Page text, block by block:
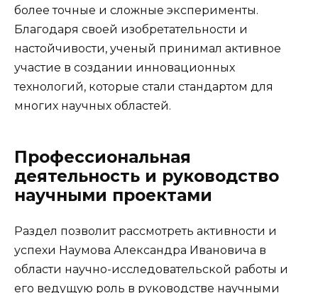
более точные и сложные эксперименты.
Благодаря своей изобретательности и
настойчивости, ученый принимал активное
участие в создании инновационных
технологий, которые стали стандартом для
многих научных областей.
Профессиональная
деятельность и руководство
научными проектами
Раздел позволит рассмотреть активности и
успехи Наумова Александра Ивановича в
области научно-исследовательской работы и
его ведущую роль в руководстве научными